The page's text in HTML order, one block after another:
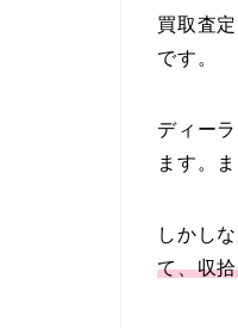
買取査定
です。
ディー
ます。
しかしな
て、収